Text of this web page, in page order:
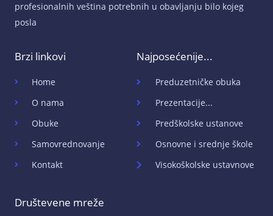
profesionalnih veština potrebnih u obavljanju bilo kojeg
posla
Brzi linkovi
Home
O nama
Obuke
Samovrednovanje
Kontakt
Najposećenije...
Preduzetničke obuka
Prezentacije...
Predškolske ustanove
Osnovne i srednje škole
Visokoškolske ustavnove
Društevene mreže